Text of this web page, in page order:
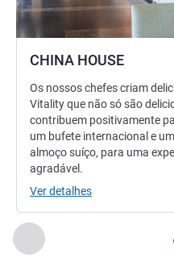
Anterior - Restaurante
Página , Restaurante
CHINA HOUSE
Os nossos chefes criam
Vitality que não só são
contribuem positivamente
um bufete internacional e
almoço suíço, para uma
agradável.
Ver detalhes